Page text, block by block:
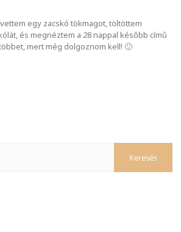
egy zacskó tökmagot, töltöttem
és megnéztem a 28 nappal később című
mert még dolgoznom kell! 🙂